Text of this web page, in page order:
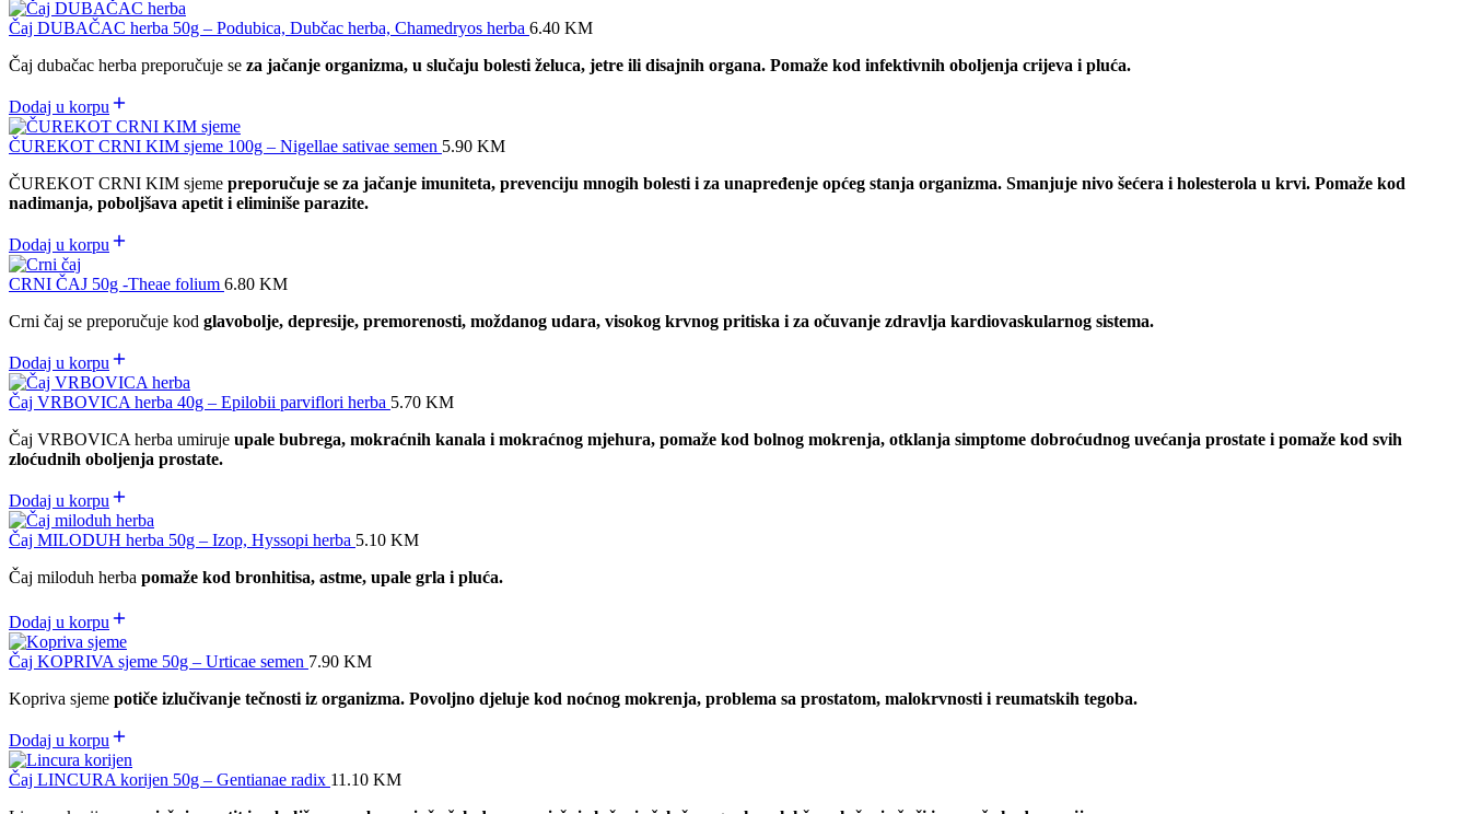
Čaj DUBAČAC herba 50g – Podubica, Dubčac herba, Chamedryos herba 6.40 KM
Čaj dubačac herba preporučuje se za jačanje organizma, u slučaju bolesti želuca, jetre ili disajnih organa. Pomaže kod infektivnih oboljenja crijeva i pluća.
Dodaj u korpu
ČUREKOT CRNI KIM sjeme 100g – Nigellae sativae semen 5.90 KM
ČUREKOT CRNI KIM sjeme preporučuje se za jačanje imuniteta, prevenciju mnogih bolesti i za unapređenje općeg stanja organizma. Smanjuje nivo šećera i holesterola u krvi. Pomaže kod
nadimanja, poboljšava apetit i eliminiše parazite.
Dodaj u korpu
CRNI ČAJ 50g -Theae folium 6.80 KM
Crni čaj se preporučuje kod glavobolje, depresije, premorenosti, moždanog udara, visokog krvnog pritiska i za očuvanje zdravlja kardiovaskularnog sistema.
Dodaj u korpu
Čaj VRBOVICA herba 40g – Epilobii parviflori herba 5.70 KM
Čaj VRBOVICA herba umiruje upale bubrega, mokraćnih kanala i mokraćnog mjehura, pomaže kod bolnog mokrenja, otklanja simptome dobroćudnog uvećanja prostate i pomaže kod svih
zloćudnih oboljenja prostate.
Dodaj u korpu
Čaj MILODUH herba 50g – Izop, Hyssopi herba 5.10 KM
Čaj miloduh herba pomaže kod bronhitisa, astme, upale grla i pluća.
Dodaj u korpu
Čaj KOPRIVA sjeme 50g – Urticae semen 7.90 KM
Kopriva sjeme potiče izlučivanje tečnosti iz organizma. Povoljno djeluje kod noćnog mokrenja, problema sa prostatom, malokrvnosti i reumatskih tegoba.
Dodaj u korpu
Čaj LINCURA korijen 50g – Gentianae radix 11.10 KM